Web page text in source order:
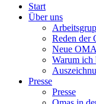
Start
Über uns
Reden der
Neue
Warum
Presse
Presse